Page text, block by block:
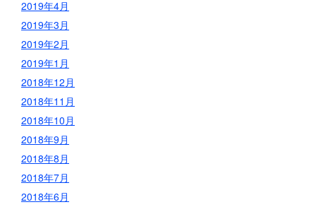
2019年4月
2019年3月
2019年2月
2019年1月
2018年12月
2018年11月
2018年10月
2018年9月
2018年8月
2018年7月
2018年6月